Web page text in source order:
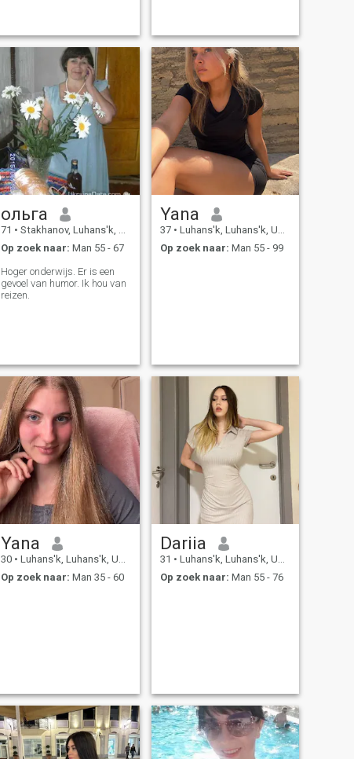
ольга
71 • Stakhanov, Luhans'k, Ukraïne
Op zoek naar: Man 55 - 67
Hoger onderwijs. Er is een
gevoel van humor. Ik hou van
reizen.
Yana
37 • Luhans'k, Luhans'k, Ukraïne
Op zoek naar: Man 55 - 99
Yana
30 • Luhans'k, Luhans'k, Ukraïne
Op zoek naar: Man 35 - 60
Dariia
31 • Luhans'k, Luhans'k, Ukraïne
Op zoek naar: Man 55 - 76